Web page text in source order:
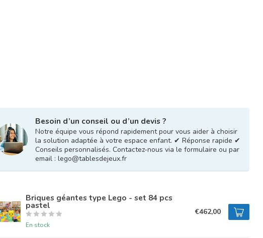
Besoin d’un conseil ou d’un devis ?
Notre équipe vous répond rapidement pour vous aider à choisir
la solution adaptée à votre espace enfant. ✔ Réponse rapide ✔
Conseils personnalisés. Contactez-nous via le formulaire ou par
email : lego@tablesdejeux.fr
Briques géantes type Lego - set 84 pcs
pastel
En stock
€462,00